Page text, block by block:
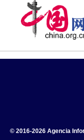
© 2016-2026 Agencia